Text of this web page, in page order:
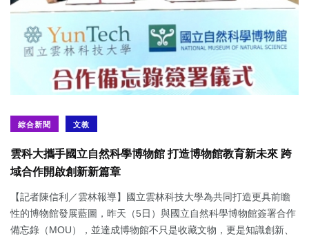
綜合新聞 文教
雲科大攜手國立自然科學博物館 打造博物館教育新未來 跨
域合作開啟創新新篇章
【記者陳信利／雲林報導】國立雲林科技大學為共同打造更具前瞻
性的博物館發展藍圖，昨天（5日）與國立自然科學博物館簽署合作
備忘錄（MOU），並達成博物館不只是收藏文物，更是知識創新、